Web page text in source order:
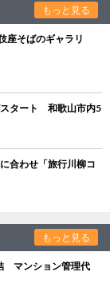
もっと見る
座そばのギャラリ
スタート 和歌山市内5
合わせ「旅行川柳コ
もっと見る
マンション管理代